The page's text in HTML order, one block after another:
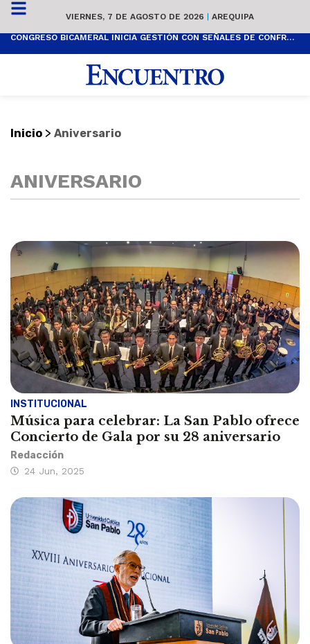
VIERNES, 7 DE AGOSTO DE 2026 | AREQUIPA
CONGRESO BICAMERAL INICIA GESTIÓN CON SEÑALES DE CONFRONTACIÓN
Inicio > Aniversario
ANIVERSARIO
INSTITUCIONAL
Música para celebrar: La San Pablo ofrece
Concierto de Gala por su 28 aniversario
Redacción
24 Jun, 2025